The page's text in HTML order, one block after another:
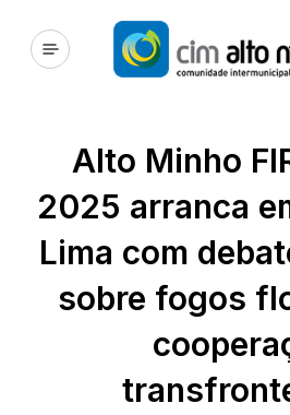
Alto Minho
2025 arranca
Lima com
sobre fogos